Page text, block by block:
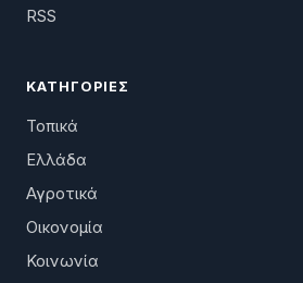
RSS
ΚΑΤΗΓΟΡΊΕΣ
Τοπικά
Ελλάδα
Αγροτικά
Οικονομία
Κοινωνία